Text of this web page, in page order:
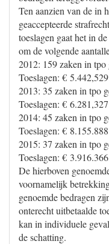
Ten aanzien van de in
geaccepteerde
toeslagen gaat het in
om de volgende
2012: 159 zaken in tpo
Toeslagen: €
2013: 35 zaken in tpo
Toeslagen: €
2014: 45 zaken in tpo
Toeslagen: €
2015: 37 zaken in tpo
Toeslagen: €
De hierboven
voornamelijk
genoemde bedragen
onterecht uitbetaalde
kan in individuele
de schatting.